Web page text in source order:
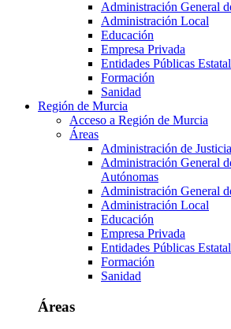
Administración General
Administración Local
Educación
Empresa Privada
Entidades Públicas
Formación
Sanidad
Región de Murcia
Acceso a Región de Murcia
Áreas
Administración de Justicia
Administración General
Autónomas
Administración General
Administración Local
Educación
Empresa Privada
Entidades Públicas
Formación
Sanidad
Áreas